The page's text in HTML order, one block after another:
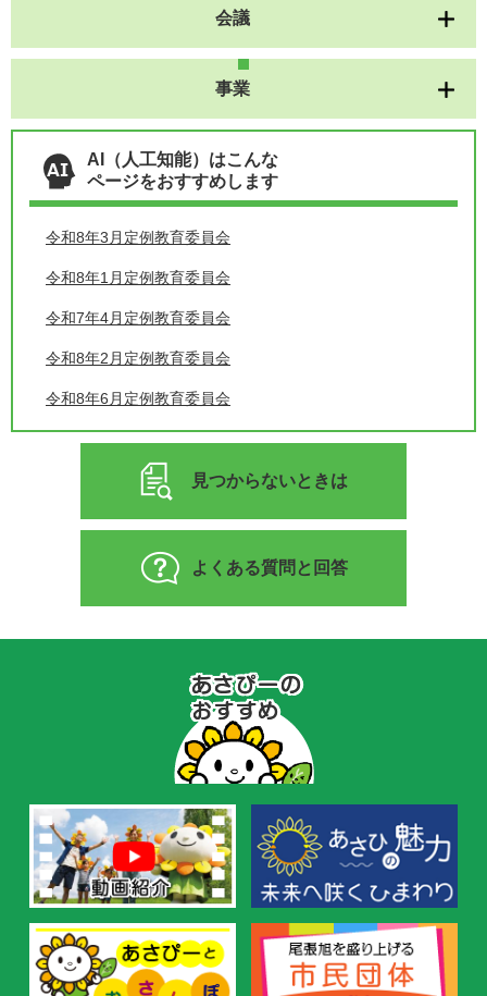
会議
事業
AI（人工知能）はこんな
ページをおすすめします
令和8年3月定例教育委員会
令和8年1月定例教育委員会
令和7年4月定例教育委員会
令和8年2月定例教育委員会
令和8年6月定例教育委員会
見つからないときは
よくある質問と回答
の
お
す
め